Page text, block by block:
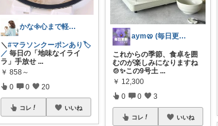
かな𖧷心まで軽くなる暮らしの記録🌿
＼#マラソンクーポンあり🏷️
／ 毎日の「地味なイライ
ラ」手放せ ...
￥ 858～
0 0 20
コレ いいね
aym🥨 (毎日更新してます🙌)
これからの季節、食卓を囲
むのが楽しみになりますね
🍲✨この9号土 ...
￥ 12,300
0 0 3
コレ いいね